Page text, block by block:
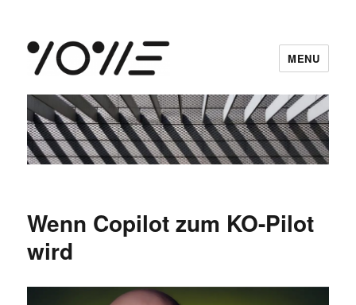
vowe dot net
MENU
Wenn Copilot zum KO-Pilot
wird